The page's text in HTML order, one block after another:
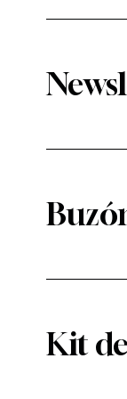
Kit